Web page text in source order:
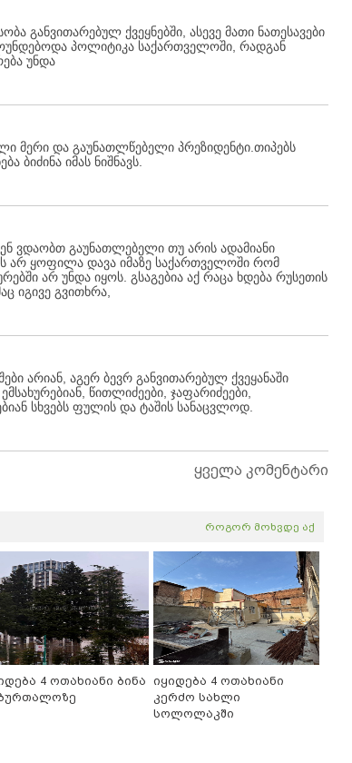
განვითარებულ ქვეყნებში, ასევე მათი ნათესავები
პოლიტიკა საქართველოში, რადგან
უნდა
მერი და გაუნათლწებელი პრეზიდენტი.თიპებს
ბიძინა იმას ნიშნავს.
ვდაობთ გაუნათლებელი თუ არის ადამიანი
არ ყოფილა დავა იმაზე საქართველოში რომ
არ უნდა იყოს. გსაგებია აქ რაცა ხდება რუსეთის
იგივე გვითხრა,
არიან, აგერ ბევრ განვითარებულ ქვეყანაში
წითლიძეები, ჯაფარიძეები,
სხვებს ფულის და ტაშის სანაცვლოდ.
ყველა კომენტარი
როგორ მოხვდე აქ
4 ოთახიანი ბინა იყიდება 4 ოთახიანი
კერძო სახლი
სოლოლაკში